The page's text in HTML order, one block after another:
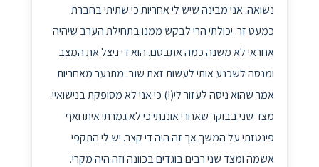
נשואה. אני מבינה שיש לי אחריות כי שתיתי בחברת
כמעט זר. יכולתי הרי לבקש ממנו בתחילת הערב שיהיה
אחראי לא משנה כמה אתבסם. הוא די ניצל את המצב
ומנסה לשכנע אותי לעשות זאת שוב. מתנער מאחריות
אמר שהוא ניסה לעזור לי(!) כי אני לא מסופקת בנישואיי.
מצד שני בבוקר שאחרי אוננתי כי לא גמרתי איתו ואף
פינטזתי על המשך אך זה היה די קצר. יש לי התקפי
אשמה ומצד שני רבים בוגדים בכוונה וזה היה מקרי.